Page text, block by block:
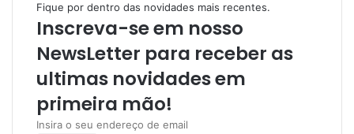
e
g
r
m
Fique por dentro das novidades mais recentes.
Inscreva-se em nosso
NewsLetter para receber as
ultimas novidades em
primeira mão!
I